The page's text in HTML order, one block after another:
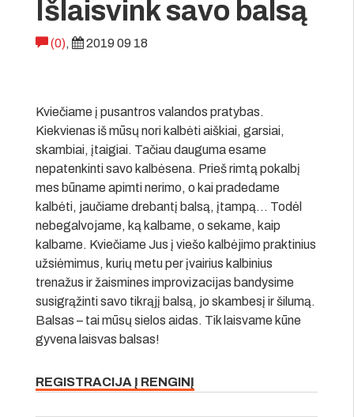
Išlaisvink savo balsą
(0), 2019 09 18
Kviečiame į pusantros valandos pratybas.
Kiekvienas iš mūsų nori kalbėti aiškiai, garsiai,
skambiai, įtaigiai. Tačiau dauguma esame
nepatenkinti savo kalbėsena. Prieš rimtą pokalbį
mes būname apimti nerimo, o kai pradedame
kalbėti, jaučiame drebantį balsą, įtampą… Todėl
nebegalvojame, ką kalbame, o sekame, kaip
kalbame. Kviečiame Jus į viešo kalbėjimo praktinius
užsiėmimus, kurių metu per įvairius kalbinius
trenažus ir žaismines improvizacijas bandysime
susigrąžinti savo tikrąjį balsą, jo skambesį ir šilumą.
Balsas – tai mūsų sielos aidas. Tik laisvame kūne
gyvena laisvas balsas!
REGISTRACIJA Į RENGINĮ